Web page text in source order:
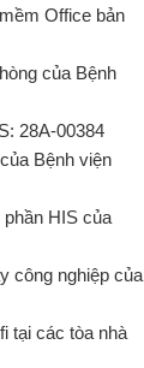
Office bản
của Bệnh
28A-00384
Bệnh viện
HIS của
công nghiệp của
tại các tòa nhà